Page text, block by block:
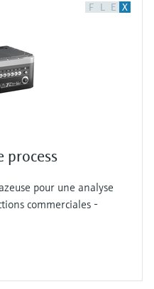
F L E X
process
pour une analyse
commerciales -